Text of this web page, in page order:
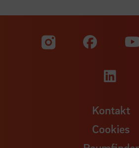
Zu
Zu
Kontakt
Cookies